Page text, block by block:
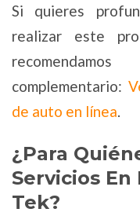
Si quieres
realizar este
complementario:
de auto en línea.
¿Para
Servicios En
Tek?